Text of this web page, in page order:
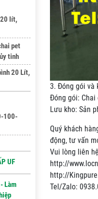
3. Đóng gói và
Đóng gói: Chai
Lưu kho: Sản
Quý khách
động, tư vấn
Vui lòng liên
http://
http://
Tel/Zalo:
lít,
pet
tinh
20 Lít,
100-
UF
Làm